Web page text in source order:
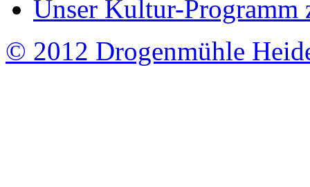
Unser Kultur-Programm
© 2012 Drogenmühle